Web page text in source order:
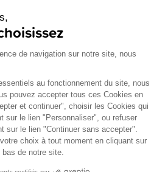
de navigation sur notre site, nous
au fonctionnement du site, nous
pouvez accepter tous ces Cookies en
et continuer", choisir les Cookies qui
sur le lien "Personnaliser", ou refuser
sur le lien "Continuer sans accepter".
choix à tout moment en cliquant sur
bas de notre site.